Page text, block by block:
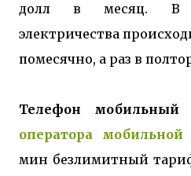
долл в месяц. В
электричества
помесячно, а раз в
Телефон
оператора мобильной
мин безлимитный